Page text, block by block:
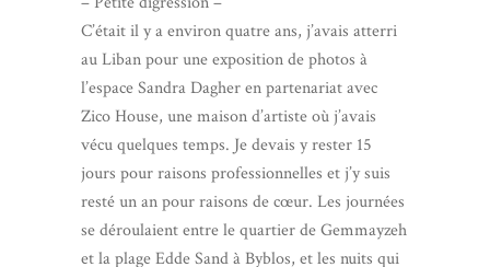
C’était il y a environ quatre ans, j’avais atterri
au Liban pour une exposition de photos à
l’espace Sandra Dagher en partenariat avec
Zico House, une maison d’artiste où j’avais
vécu quelques temps. Je devais y rester 15
jours pour raisons professionnelles et j’y suis
resté un an pour raisons de cœur. Les journées
se déroulaient entre le quartier de Gemmayzeh
et la plage Edde Sand à Byblos, et les nuits qui